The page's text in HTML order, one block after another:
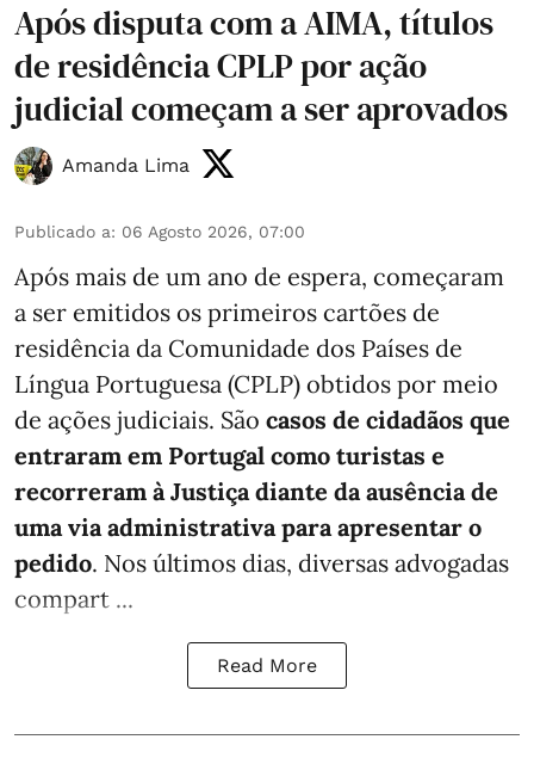
Após disputa com a AIMA, títulos
de residência CPLP por ação
judicial começam a ser aprovados
Amanda Lima
Publicado a: 06 Agosto 2026, 07:00
Após mais de um ano de espera, começaram
a ser emitidos os primeiros cartões de
residência da Comunidade dos Países de
Língua Portuguesa (CPLP) obtidos por meio
de ações judiciais. São casos de cidadãos que
entraram em Portugal como turistas e
recorreram à Justiça diante da ausência de
uma via administrativa para apresentar o
pedido. Nos últimos dias, diversas advogadas
compart ...
Read More